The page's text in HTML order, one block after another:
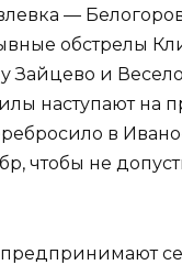
—
обстрелы
Зайцево и
наступают на
в
чтобы не